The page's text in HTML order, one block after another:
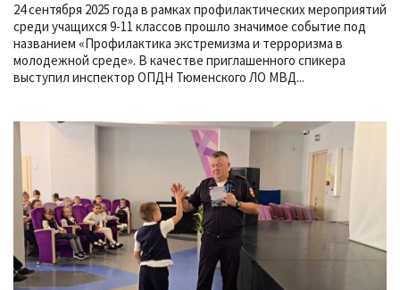
24 сентября 2025 года в рамках профилактических мероприятий
среди учащихся 9-11 классов прошло значимое событие под
названием «Профилактика экстремизма и терроризма в
молодежной среде». В качестве приглашенного спикера
выступил инспектор ОПДН Тюменского ЛО МВД...